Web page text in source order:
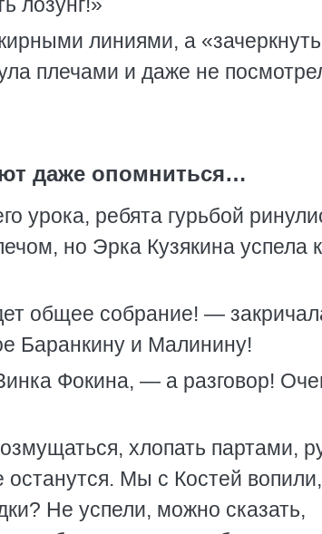
линиями, а «зачеркнуть
плечами и даже не
даже опомниться…
урока, ребята гурьбой
но Эрка Кузякина успела
общее собрание! —
Баранкину и Малинину!
Фокина, — а разговор!
хлопать партами,
останутся. Мы с Костей вопили,
Не успели, можно сказать,